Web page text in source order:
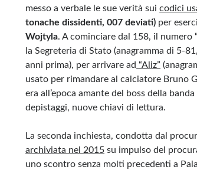
messo a verbale le sue verità sui codici
tonache dissidenti, 007 deviati) per
Wojtyla. A cominciare dal 158, il numero
la Segreteria di Stato (anagramma di 5-
anni prima), per arrivare ad “Aliz”
usato per rimandare al calciatore Bruno
era all’epoca amante del boss della
depistaggi, nuove chiavi di lettura.
La seconda inchiesta, condotta dal
archiviata nel 2015 su impulso del
uno scontro senza molti precedenti a